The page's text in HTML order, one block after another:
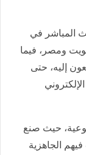
المباشر في
ومصر، فيما
إليه، حتى
حيث صنع
الجاهزية